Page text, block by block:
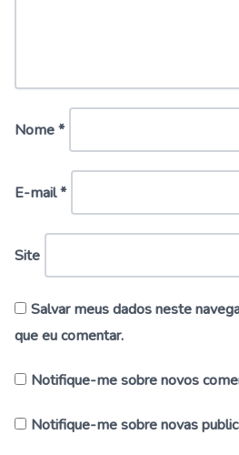
Nome*
E-mail*
Site
Salvar meus dados neste
que eu comentar.
Notifique-me sobre novos
Notifique-me sobre novas